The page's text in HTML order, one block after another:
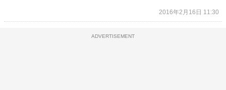
2016年2月16日 11:30
ADVERTISEMENT